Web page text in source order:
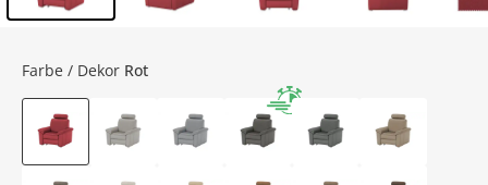
Farbe / Dekor Rot